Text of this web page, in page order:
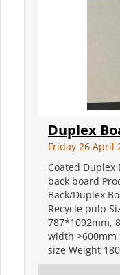
Duplex
Friday 26 April
Coated Duplex
back board
Back/Duplex
Recycle pulp
787*1092mm,
width >600mm
size Weight